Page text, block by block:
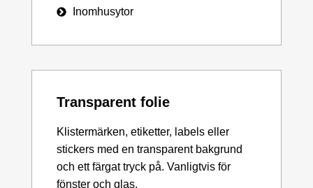
Inomhusytor
Transparent folie
Klistermärken, etiketter, labels eller
stickers med en transparent bakgrund
och ett färgat tryck på. Vanligtvis för
fönster och glas.